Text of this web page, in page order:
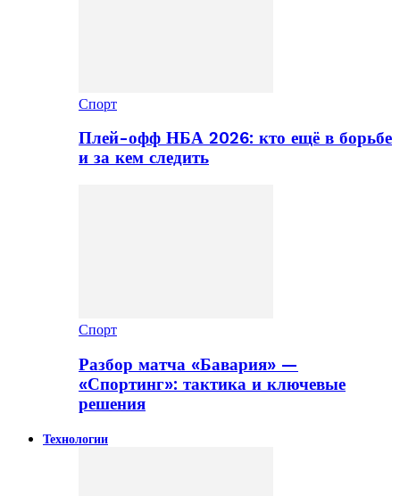
Спорт
Плей-офф НБА 2026: кто ещё в борьбе
и за кем следить
Спорт
Разбор матча «Бавария» —
«Спортинг»: тактика и ключевые
решения
Технологии